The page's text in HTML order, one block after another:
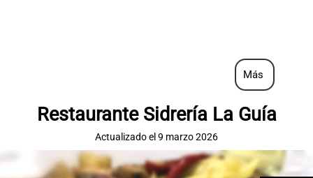
Más
Restaurante Sidrería La Guía
Actualizado el 9 marzo 2026